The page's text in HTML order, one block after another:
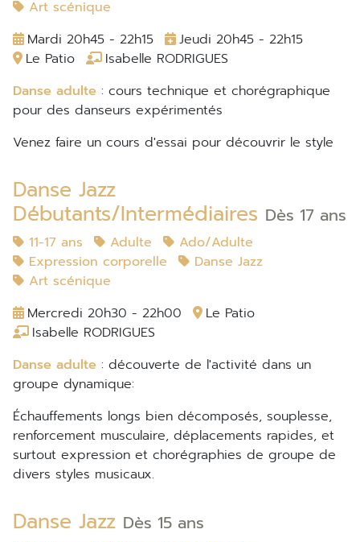
Art scénique
Mardi 20h45 - 22h15
Jeudi 20h45 - 22h15
Le Patio
Isabelle RODRIGUES
Danse adulte : cours technique et chorégraphique
pour des danseurs expérimentés
Venez faire un cours d'essai pour découvrir le style
Danse Jazz
Débutants/Intermédiaires Dès 17 ans
11-17 ans Adulte
Ado/Adulte
Expression corporelle
Danse Jazz
Art scénique
Mercredi 20h30 - 22h00
Le Patio
Isabelle RODRIGUES
Danse adulte : découverte de l'activité dans un
groupe dynamique:
échauffements longs bien décomposés, souplesse,
renforcement musculaire, déplacements rapides, et
surtout expression et chorégraphies de groupe de
divers styles musicaux.
Danse Jazz Dès 15 ans